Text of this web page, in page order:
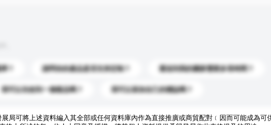
？ 請問你的產品是否支持定制？ 運送到我的國家需要多長時間？
我可以先收到一個樣品嗎？ 我可以添加自己的標誌嗎？
展局可將上述資料編入其全部或任何資料庫內作為直接推廣或商貿配對﹝因而可能成為可